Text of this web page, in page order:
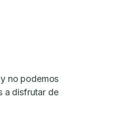
no podemos
a disfrutar de